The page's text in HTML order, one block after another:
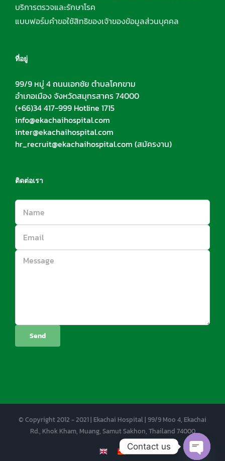
บริการตรวจและรักษาโรค
แบบฟอร์มคำขอใช้สิทธิของเจ้าของข้อมูลส่วนบุคคล
ที่อยู่
99/9 หมู่ 4 ถนนเอกชัย ตำบลโคกขาม
อำเภอเมือง จังหวัดสมุทรสาคร 74000
(+66)34 417-999 Hotline 1715
info@ekachaihospital.com
inter@ekachaihospital.com
hr_recruit@ekachaihospital.com (สมัครงาน)
ติดต่อเรา
© Copyright 2012 - 2021 | Ekachai Hospital | 99/9 Moo 4, Ekachai
Rd., Khok Kham, Muang, Samut Sakhon, Thailand 74000
EN CNContact us